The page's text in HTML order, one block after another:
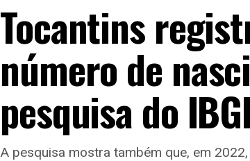
Tocantins
número de
pesquisa do
A pesquisa mostra também que, em